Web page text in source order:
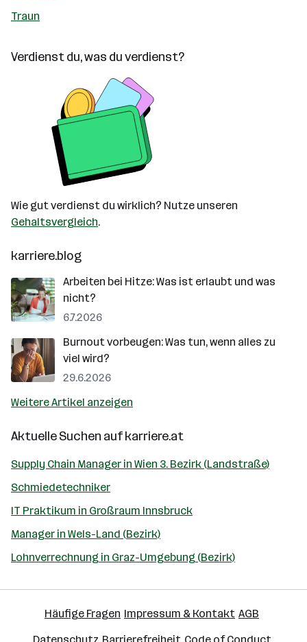
Traun
Verdienst du, was du verdienst?
Wie gut verdienst du wirklich? Nutze unseren
Gehaltsvergleich.
karriere.blog
Arbeiten bei Hitze: Was ist erlaubt und was
nicht?
6.7.2026
Burnout vorbeugen: Was tun, wenn alles zu
viel wird?
29.6.2026
Weitere Artikel anzeigen
Aktuelle Suchen aufkarriere.at
Supply Chain Manager in Wien 3. Bezirk (Landstraße)
Schmiedetechniker
IT Praktikum in Großraum Innsbruck
Manager in Wels-Land (Bezirk)
Lohnverrechnung in Graz-Umgebung (Bezirk)
Häufige Fragen Impressum & Kontakt AGB